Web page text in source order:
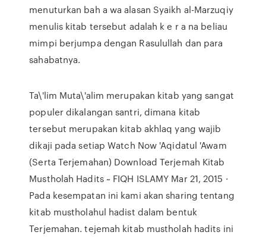
menuturkan bah a wa alasan Syaikh al-Marzuqiy
menulis kitab tersebut adalah k e r a na beliau
mimpi berjumpa dengan Rasulullah dan para
sahabatnya.
Ta\'lim Muta\'alim merupakan kitab yang sangat
populer dikalangan santri, dimana kitab
tersebut merupakan kitab akhlaq yang wajib
dikaji pada setiap Watch Now 'Aqidatul 'Awam
(Serta Terjemahan) Download Terjemah Kitab
Mustholah Hadits ~ FIQH ISLAMY Mar 21, 2015 ·
Pada kesempatan ini kami akan sharing tentang
kitab mustholahul hadist dalam bentuk
Terjemahan. tejemah kitab mustholah hadits ini